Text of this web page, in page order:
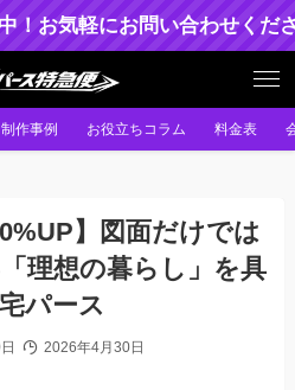
！お気軽にお問い合わせくださ
制作事例 お役立ちコラム 料金表
】図面だけでは
理想の暮らし」を具
パース
2026年4月30日